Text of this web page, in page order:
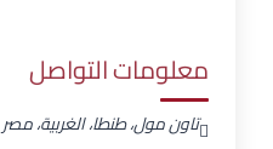
معلومات التواصل
تاون مول، طنطا، الغربية، مصر